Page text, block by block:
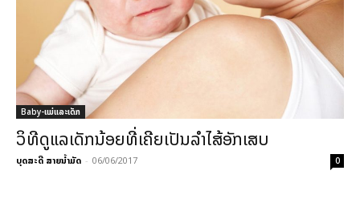
Baby-ແມ່ແລະເດັກ
ວິທີດູແລເດັກນ້ອຍທີ່ເຄີຍເປັນລຳໄສ້ອັກເສບ
ບຸດສະດີ ສາຍນ້ຳມັດ - 06/06/2017 0